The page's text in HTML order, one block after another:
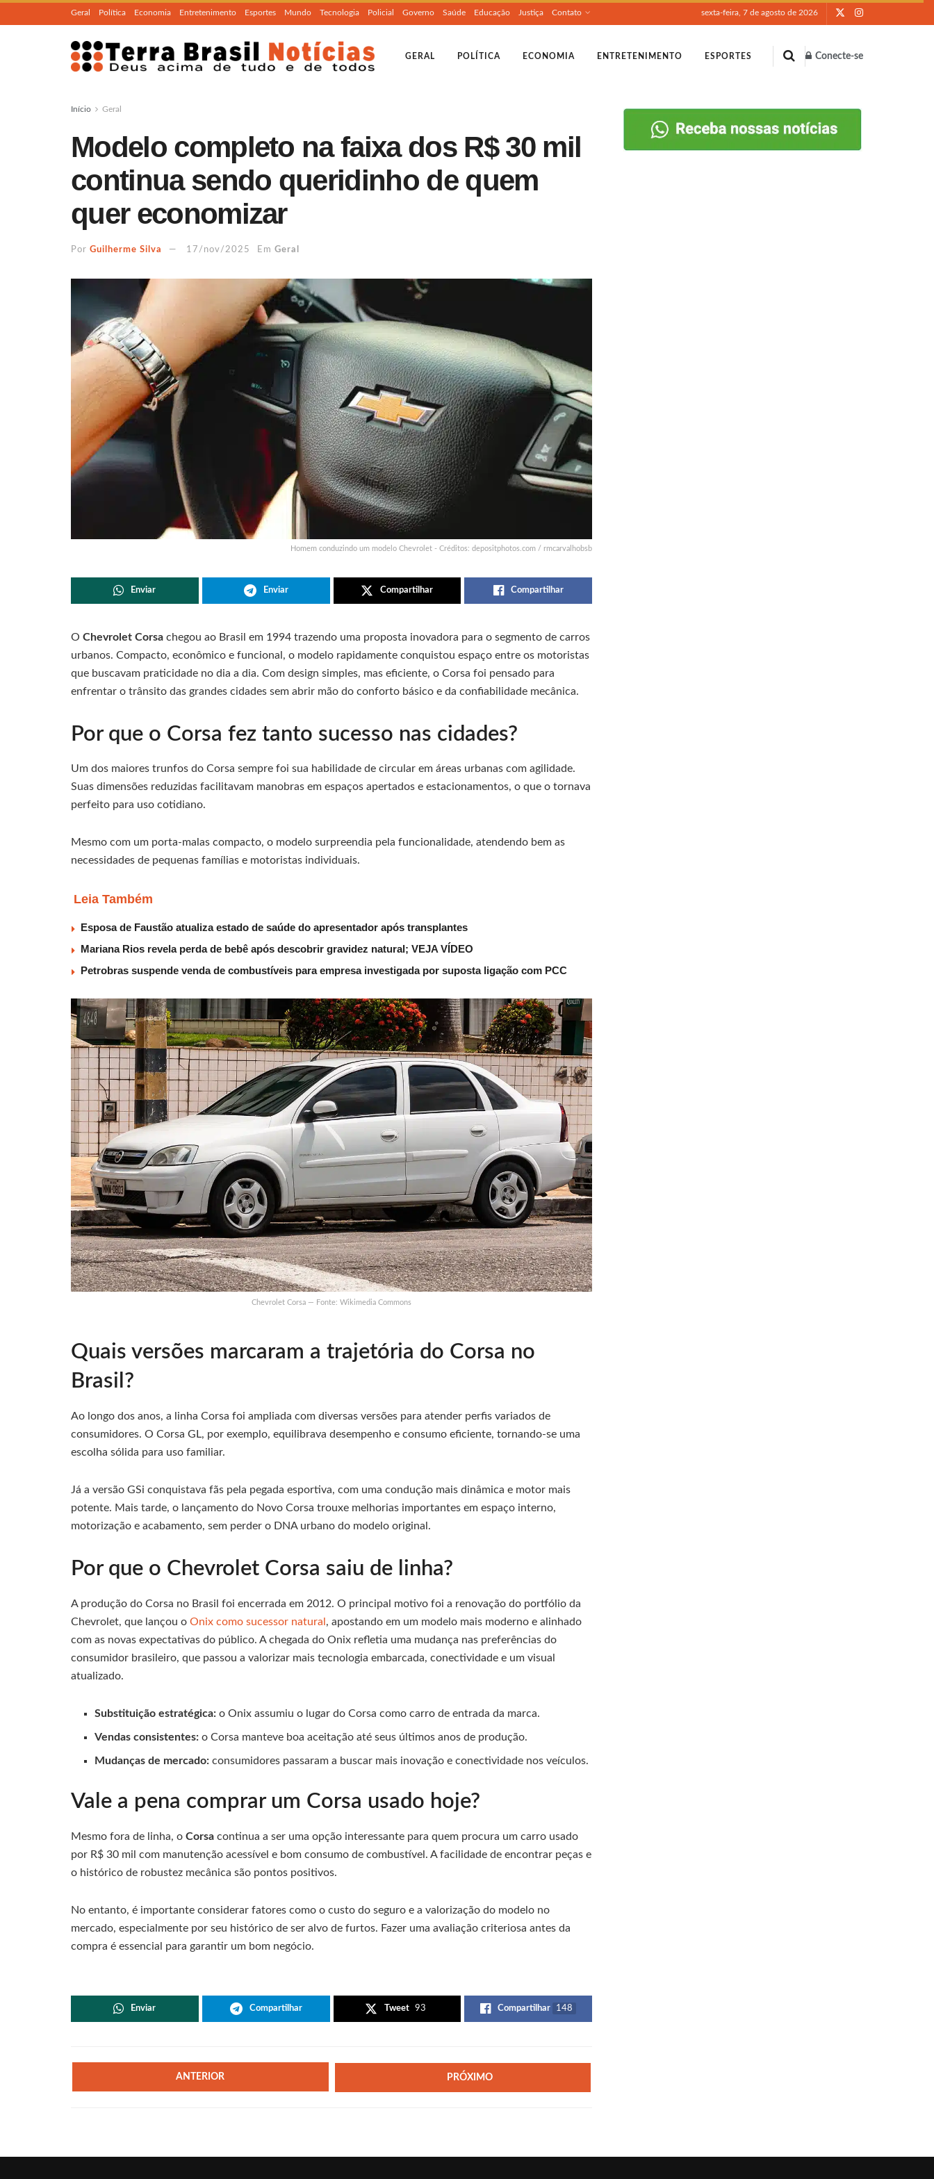
Geral Política Economia Entretenimento Esportes Mundo Tecnologia Policial Governo Saúde Educação Justiça Contato sexta-feira, 7 de agosto de 2026
GERAL POLÍTICA ECONOMIA ENTRETENIMENTO ESPORTES Conecte-se
Início Geral
Modelo completo na faixa dos R$ 30 mil
continua sendo queridinho de quem
quer economizar
Por Guilherme Silva 17/nov/2025 Em Geral
Homem conduzindo um modelo Chevrolet - Créditos: depositphotos.com / rmcarvalhobsb
Enviar Enviar Compartilhar Compartilhar
O Chevrolet Corsa chegou ao Brasil em 1994 trazendo uma proposta inovadora para o segmento de carros
urbanos. Compacto, econômico e funcional, o modelo rapidamente conquistou espaço entre os motoristas
que buscavam praticidade no dia a dia. Com design simples, mas eficiente, o Corsa foi pensado para
enfrentar o trânsito das grandes cidades sem abrir mão do conforto básico e da confiabilidade mecânica.
Por que o Corsa fez tanto sucesso nas cidades?
Um dos maiores trunfos do Corsa sempre foi sua habilidade de circular em áreas urbanas com agilidade.
Suas dimensões reduzidas facilitavam manobras em espaços apertados e estacionamentos, o que o tornava
perfeito para uso cotidiano.
Mesmo com um porta-malas compacto, o modelo surpreendia pela funcionalidade, atendendo bem as
necessidades de pequenas famílias e motoristas individuais.
Leia Também
Esposa de Faustão atualiza estado de saúde do apresentador após transplantes
Mariana Rios revela perda de bebê após descobrir gravidez natural; VEJA VÍDEO
Petrobras suspende venda de combustíveis para empresa investigada por suposta ligação com PCC
Chevrolet Corsa — Fonte: Wikimedia Commons
Quais versões marcaram a trajetória do Corsa no
Brasil?
Ao longo dos anos, a linha Corsa foi ampliada com diversas versões para atender perfis variados de
consumidores. O Corsa GL, por exemplo, equilibrava desempenho e consumo eficiente, tornando-se uma
escolha sólida para uso familiar.
Já a versão GSi conquistava fãs pela pegada esportiva, com uma condução mais dinâmica e motor mais
potente. Mais tarde, o lançamento do Novo Corsa trouxe melhorias importantes em espaço interno,
motorização e acabamento, sem perder o DNA urbano do modelo original.
Por que o Chevrolet Corsa saiu de linha?
A produção do Corsa no Brasil foi encerrada em 2012. O principal motivo foi a renovação do portfólio da
Chevrolet, que lançou o Onix como sucessor natural, apostando em um modelo mais moderno e alinhado
com as novas expectativas do público. A chegada do Onix refletia uma mudança nas preferências do
consumidor brasileiro, que passou a valorizar mais tecnologia embarcada, conectividade e um visual
atualizado.
Substituição estratégica: o Onix assumiu o lugar do Corsa como carro de entrada da marca.
Vendas consistentes: o Corsa manteve boa aceitação até seus últimos anos de produção.
Mudanças de mercado: consumidores passaram a buscar mais inovação e conectividade nos veículos.
Vale a pena comprar um Corsa usado hoje?
Mesmo fora de linha, o Corsa continua a ser uma opção interessante para quem procura um carro usado
por R$ 30 mil com manutenção acessível e bom consumo de combustível. A facilidade de encontrar peças e
o histórico de robustez mecânica são pontos positivos.
No entanto, é importante considerar fatores como o custo do seguro e a valorização do modelo no
mercado, especialmente por seu histórico de ser alvo de furtos. Fazer uma avaliação criteriosa antes da
compra é essencial para garantir um bom negócio.
Enviar Compartilhar Tweet 93 Compartilhar 148
ANTERIOR PRÓXIMO